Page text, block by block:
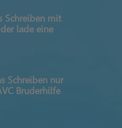
Schreiben mit
lade eine
Schreiben nur
Bruderhilfe